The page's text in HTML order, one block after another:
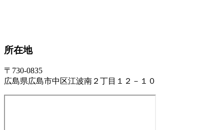
所在地
〒730-0835
広島県広島市中区江波南２丁目１２－１０